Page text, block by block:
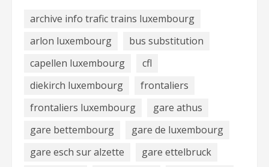
archive info trafic trains luxembourg
arlon luxembourg
bus substitution
capellen luxembourg
cfl
diekirch luxembourg
frontaliers
frontaliers luxembourg
gare athus
gare bettembourg
gare de luxembourg
gare esch sur alzette
gare ettelbruck